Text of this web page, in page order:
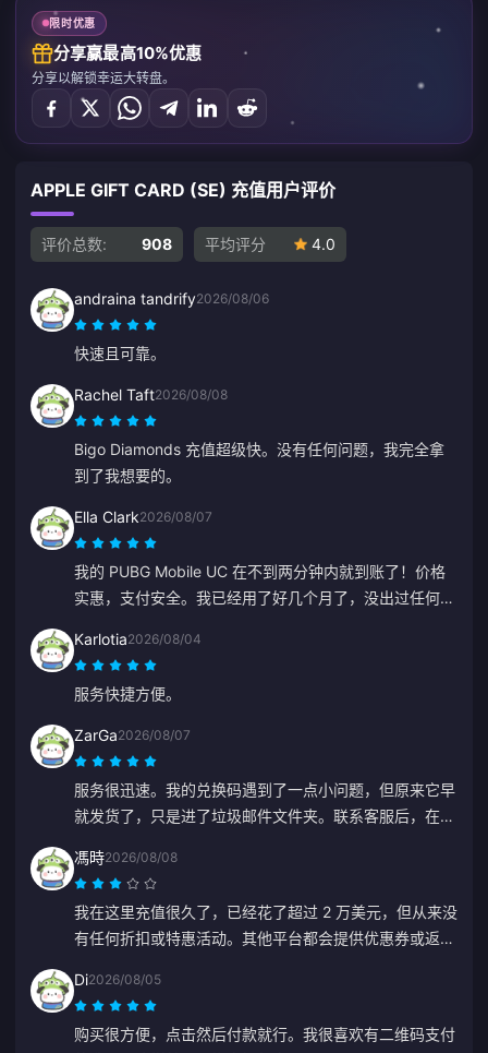
限时优惠
分享赢最高10%优惠
分享以解锁幸运大转盘。
APPLE GIFT CARD (SE) 充值用户评价
评价总数: 908 平均评分 4.0
andraina tandrify2026/08/06
快速且可靠。
Rachel Taft2026/08/08
Bigo Diamonds 充值超级快。没有任何问题，我完全拿
到了我想要的。
Ella Clark2026/08/07
我的 PUBG Mobile UC 在不到两分钟内就到账了！价格
实惠，支付安全。我已经用了好几个月了，没出过任何问
Karlotia2026/08/04
服务快捷方便。
ZarGa2026/08/07
服务很迅速。我的兑换码遇到了一点小问题，但原来它早
就发货了，只是进了垃圾邮件文件夹。联系客服后，在
馮時2026/08/08
我在这里充值很久了，已经花了超过 2 万美元，但从来没
有任何折扣或特惠活动。其他平台都会提供优惠券或返
Di2026/08/05
购买很方便，点击然后付款就行。我很喜欢有二维码支付